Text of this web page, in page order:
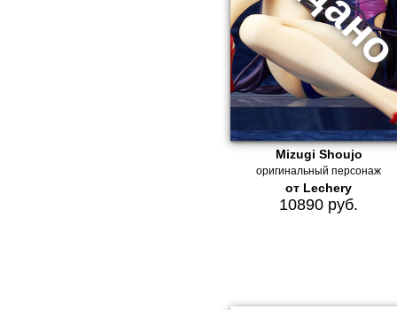
Mizugi Shoujo
оригинальный персонаж
от Lechery
10890 руб.